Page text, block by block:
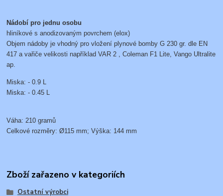
Nádobí pro jednu osobu
hliníkové s anodizovaným povrchem (elox)
Objem nádoby je vhodný pro vložení plynové bomby G 230 gr. dle EN
417 a vařiče velikosti například VAR 2 , Coleman F1 Lite, Vango Ultralite
ap.
Miska: - 0.9 L
Miska: - 0.45 L
Váha: 210 gramů
Celkové rozměry: Ø115 mm; Výška: 144 mm
Zboží zařazeno v kategoriích
Ostatní výrobci